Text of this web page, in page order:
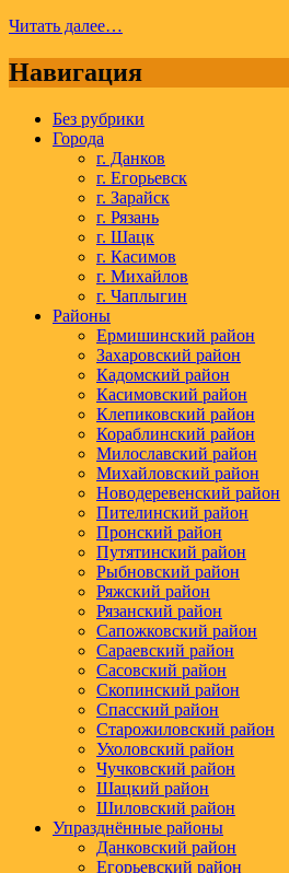
Читать далее…
Богоматери
в
Большое
Навигация
Без рубрики
Города
г. Данков
г. Егорьевск
г. Зарайск
г. Рязань
г. Шацк
г. Касимов
г. Михайлов
г. Чаплыгин
Районы
Ермишинский район
Захаровский район
Кадомский район
Касимовский район
Клепиковский район
Кораблинский район
Милославский район
Михайловский район
Новодеревенский район
Пителинский район
Пронский район
Путятинский район
Рыбновский район
Ряжский район
Рязанский район
Сапожковский район
Сараевский район
Сасовский район
Скопинский район
Спасский район
Старожиловский район
Ухоловский район
Чучковский район
Шацкий район
Шиловский район
Упразднённые районы
Данковский район
Егорьевский район